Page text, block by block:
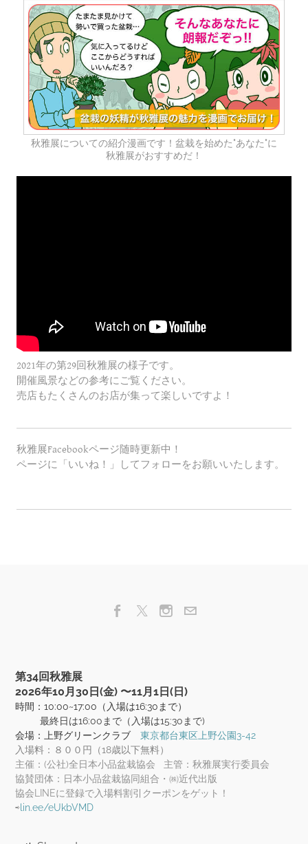
秋雅展についての紹介漫画です！盆栽を始めた"あなた"に
秋雅展がおすすめだ！
2021年の第29回秋雅展の様子です。
開催風景などの参考にご覧ください。
売店もたくさんのお店が集って楽しいですよ！
秋雅展Facebookページ随時更新中！
ページに「いいね！」してフォローをお願いいたします。
第34回秋雅展
​2026年10月30日(金) 〜11月1日(日)
時間：10:00~17:00（入場は16:30まで）
最終日は16:00まで（入場は15:30まで)
会場：上野グリーンクラブ東京都台東区上野公園3-42
入場料：８００円（18歳以下無料）
主催：(公社)全日本小品盆栽協会 主管：秋雅展実行委員会
協賛団体：日本小品盆栽協同組合・㈱近代出版
協会LINEに登録で入場料割引クーポンをゲット！
⇨ lin.ee/eUkbVMD